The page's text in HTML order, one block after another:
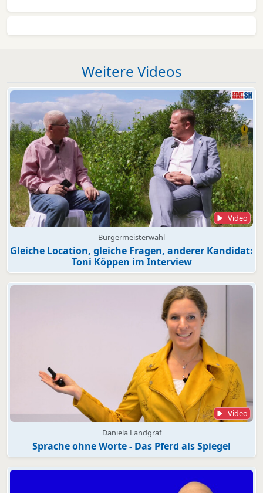
Weitere Videos
Video
Bürgermeisterwahl
Gleiche Location, gleiche Fragen, anderer Kandidat:
Toni Köppen im Interview
Video
Daniela Landgraf
Sprache ohne Worte - Das Pferd als Spiegel